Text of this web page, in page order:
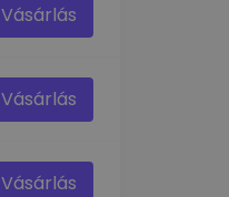
Vásárlás
Vásárlás
Vásárlás